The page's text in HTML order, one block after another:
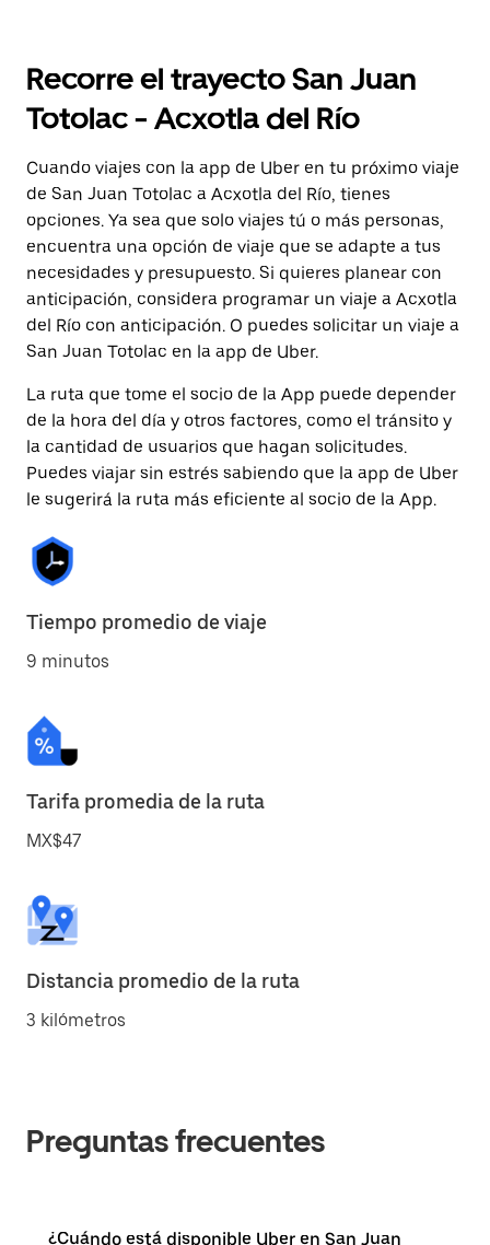
Recorre el trayecto San Juan
Totolac - Acxotla del Río
Cuando viajes con la app de Uber en tu próximo viaje
de San Juan Totolac a Acxotla del Río, tienes
opciones. Ya sea que solo viajes tú o más personas,
encuentra una opción de viaje que se adapte a tus
necesidades y presupuesto. Si quieres planear con
anticipación, considera programar un viaje a Acxotla
del Río con anticipación. O puedes solicitar un viaje a
San Juan Totolac en la app de Uber.
La ruta que tome el socio de la App puede depender
de la hora del día y otros factores, como el tránsito y
la cantidad de usuarios que hagan solicitudes.
Puedes viajar sin estrés sabiendo que la app de Uber
le sugerirá la ruta más eficiente al socio de la App.
Tiempo promedio de viaje
9 minutos
Tarifa promedia de la ruta
MX$47
Distancia promedio de la ruta
3 kilómetros
Preguntas frecuentes
¿Cuándo está disponible Uber en San Juan